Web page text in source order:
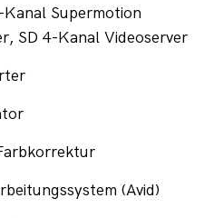
Supermotion
SD 4-Kanal Videoserver
(Avid)